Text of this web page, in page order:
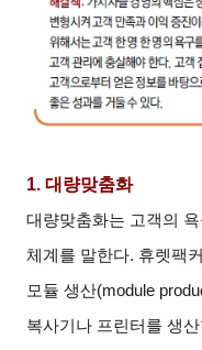
1.대량맞춤화
대량맞춤화는 고객의
체계를 말한다. 휴렛팩
모듈 생산(module
복사기나 프린터를 생